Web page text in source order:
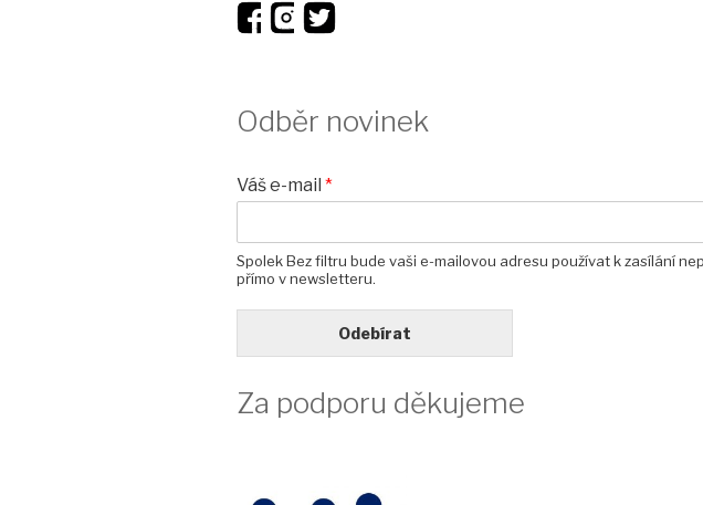
Odběr novinek
Váš e-mail *
Spolek Bez filtru bude vaši e-mailovou adresu používat k zasílání
přímo v newsletteru.
Odebírat
Za podporu děkujeme